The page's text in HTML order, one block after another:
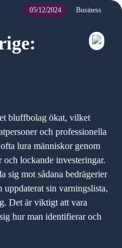
05/12/2024 Business
bluffbolag ökat, vilket
och professionella
lura människor genom
och lockande investeringar.
sig mot sådana bedrägerier
sin varningslista,
Det är viktigt att vara
hur man identifierar och